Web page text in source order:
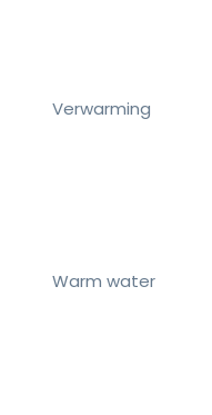
Verwarming
Warm water